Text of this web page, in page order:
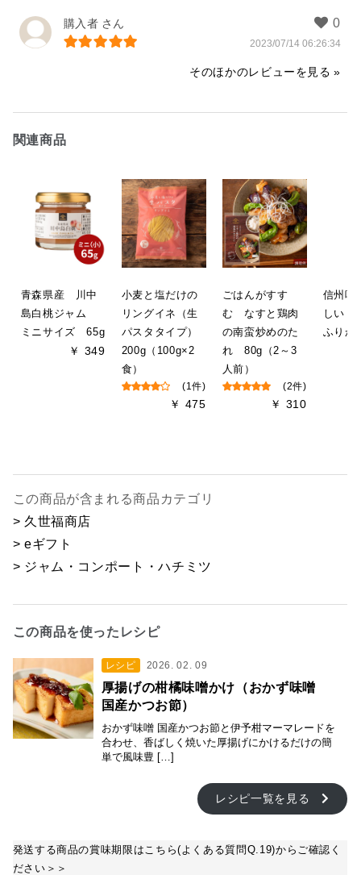
購入者
2023/07/14 06:26:34
そのほかのレビューを見る
関連商品
青森県産 川中
島白桃ジャム
ミニサイズ 65g
￥ 349
小麦と塩だけの
リングイネ（生
パスタタイプ）
200g（100g×2
食）
(1件)
￥ 475
ごはんがすす
む なすと鶏肉
の南蛮炒めのた
れ 80g（2～3
人前）
(2件)
￥ 310
信州味
しい
ふり
この商品が含まれる商品カテゴリ
> 久世福商店
> eギフト
> ジャム・コンポート・ハチミツ
この商品を使ったレシピ
レシピ 2026. 02. 09
厚揚げの柑橘味噌かけ（おかず味噌
国産かつお節）
おかず味噌 国産かつお節と伊予柑マーマレードを
合わせ、香ばしく焼いた厚揚げにかけるだけの簡
単で風味豊 […]
レシピ一覧を見る
発送する商品の賞味期限はこちら(よくある質問Q.19)からご確認く
ださい＞＞